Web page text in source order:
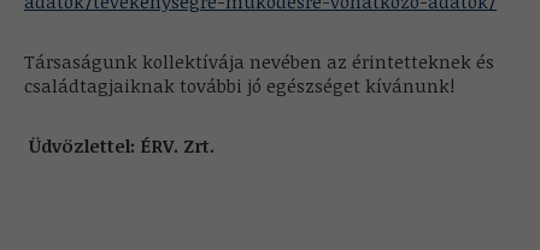
Társaságunk kollektívája nevében az érintetteknek és
családtagjaiknak további jó egészséget kívánunk!
Üdvözlettel: ÉRV. Zrt.